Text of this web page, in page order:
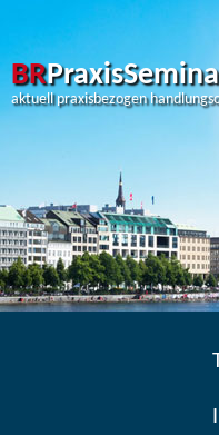
content
BR
aktuell praxisbezogen